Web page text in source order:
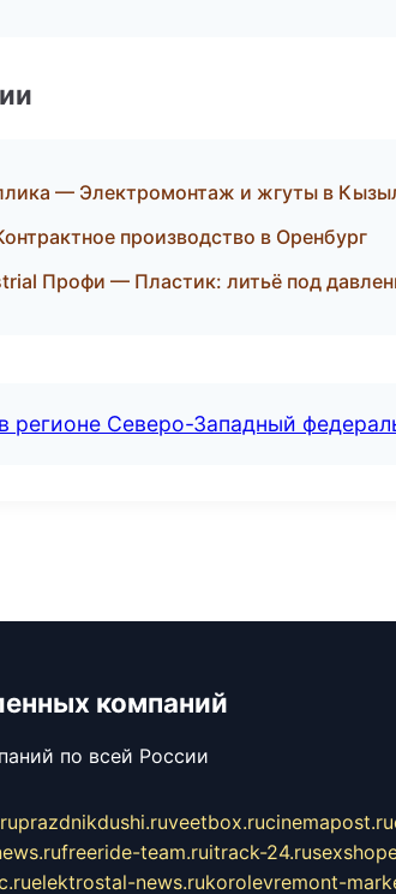
— Электромонтаж и жгуты в
производство в Оренбург
Профи — Пластик: литьё под
регионе Северо-Западный
компаний
по всей России
prazdnikdushi.ruveetbox.rucinemapost.ru
freeride-team.ruitrack-24.ru
elektrostal-news.rukorolevremont-